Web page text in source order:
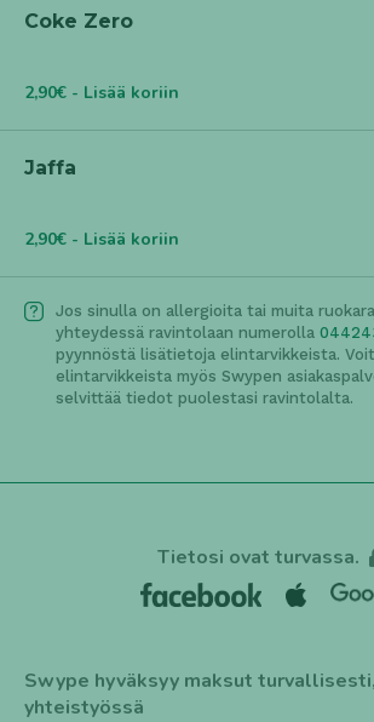
Coke Zero
2,90€ - Lisää koriin
Jaffa
2,90€ - Lisää koriin
Jos sinulla on allergioita tai muita
yhteydessä ravintolaan numerolla
pyynnöstä lisätietoja elintarvikkeista.
elintarvikkeista myös Swypen
selvittää tiedot puolestasi ravintolalta.
Tietosi ovat turvassa.
Swype hyväksyy maksut turvallisesti,
yhteistyössä